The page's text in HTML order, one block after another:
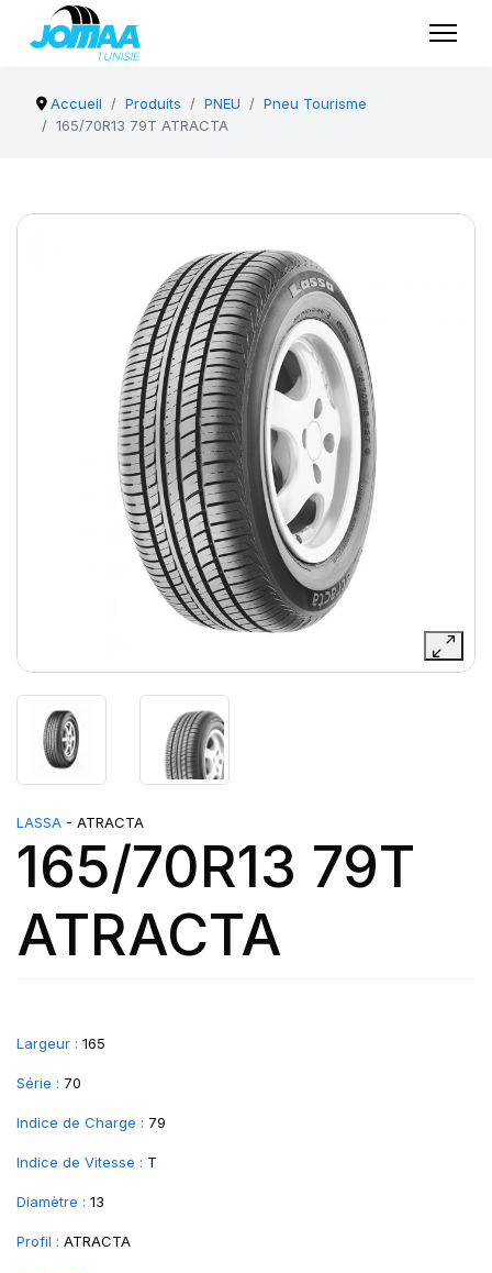
Accueil Produits PNEU
Pneu Tourisme
165/70R13 79T ATRACTA
LASSA - ATRACTA
165/70R13 79T
ATRACTA
Largeur : 165
Série : 70
Indice de Charge : 79
Indice de Vitesse : T
Diamètre : 13
Profil : ATRACTA